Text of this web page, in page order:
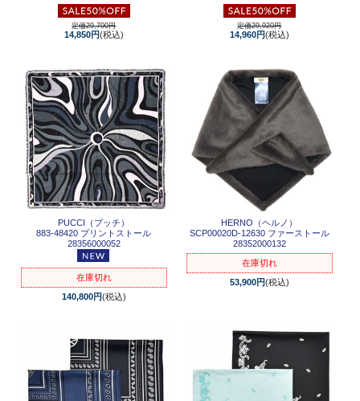
定価29,700円
14,850円(税込)
定価29,920円
14,960円(税込)
PUCCI（プッチ）
883-48420 プリントストール
28356000052
在庫切れ
140,800円(税込)
HERNO（ヘルノ）
SCP00020D-12630 ファーストール
28352000132
在庫切れ
53,900円(税込)